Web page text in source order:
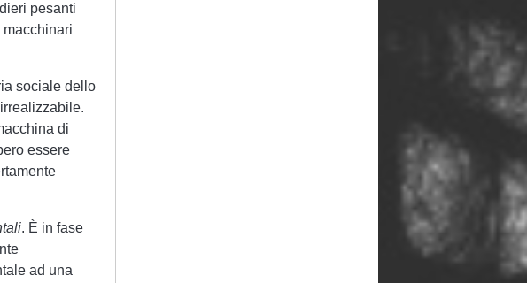
pesanti
sociale dello
di
essere
. È in fase
ad una